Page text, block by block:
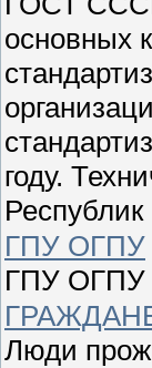
основных
году.
Республик
ГПУ ОГПУ
ГПУ
Люди